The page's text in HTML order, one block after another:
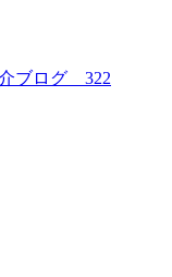
ブログ 322